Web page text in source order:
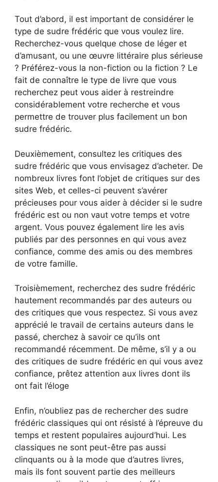
Tout d’abord, il est important de considérer le
type de sudre frédéric que vous voulez lire.
Recherchez-vous quelque chose de léger et
d’amusant, ou une œuvre littéraire plus sérieuse
? Préférez-vous la non-fiction ou la fiction ? Le
fait de connaître le type de livre que vous
recherchez peut vous aider à restreindre
considérablement votre recherche et vous
permettre de trouver plus facilement un bon
sudre frédéric.
Deuxièmement, consultez les critiques des
sudre frédéric que vous envisagez d’acheter. De
nombreux livres font l’objet de critiques sur des
sites Web, et celles-ci peuvent s’avérer
précieuses pour vous aider à décider si le sudre
frédéric est ou non vaut votre temps et votre
argent. Vous pouvez également lire les avis
publiés par des personnes en qui vous avez
confiance, comme des amis ou des membres
de votre famille.
Troisièmement, recherchez des sudre frédéric
hautement recommandés par des auteurs ou
des critiques que vous respectez. Si vous avez
apprécié le travail de certains auteurs dans le
passé, cherchez à savoir ce qu’ils ont
recommandé récemment. De même, s’il y a ou
des critiques de sudre frédéric en qui vous avez
confiance, prêtez attention aux livres dont ils
ont fait l’éloge
Enfin, n’oubliez pas de rechercher des sudre
frédéric classiques qui ont résisté à l’épreuve du
temps et restent populaires aujourd’hui. Les
classiques ne sont peut-être pas aussi
clinquants ou à la mode que d’autres livres,
mais ils font souvent partie des meilleurs